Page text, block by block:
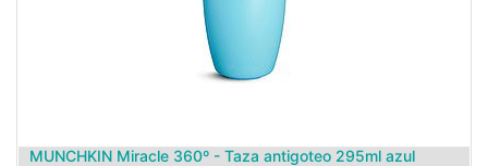
MUNCHKIN Miracle 360º - Taza antigoteo 295ml azul